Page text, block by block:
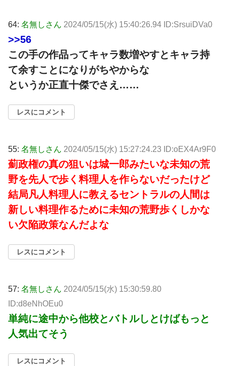
64: 名無しさん 2024/05/15(水) 15:40:26.94 ID:SrsuiDVa0
>>56
この手の作品ってキャラ数増やすとキャラ持
て余すことになりがちやからな
というか正直十傑でさえ……
レスにコメント
55: 名無しさん 2024/05/15(水) 15:27:24.23 ID:oEX4Ar9F0
薊政権の真の狙いは城一郎みたいな未知の荒
野を先人で歩く料理人を作らないだったけど
結局凡人料理人に教えるセントラルの人間は
新しい料理作るために未知の荒野歩くしかな
い欠陥政策なんだよな
レスにコメント
57: 名無しさん 2024/05/15(水) 15:30:59.80
ID:d8eNhOEu0
単純に途中から他校とバトルしとけばもっと
人気出てそう
レスにコメント